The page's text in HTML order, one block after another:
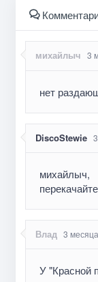
михайлыч 3
нет
DiscoStewie
михайлыч,
Влад 3
У "Красной